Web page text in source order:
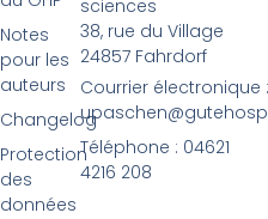
Notes
pour les
auteurs
Changelog
Protection
des
données
sciences
38, rue du Village
24857 Fahrdorf
Courrier électronique
Téléphone : 04621
4216 208